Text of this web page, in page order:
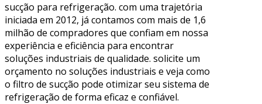
sucção para refrigeração. com uma trajetória
iniciada em 2012, já contamos com mais de 1,6
milhão de compradores que confiam em nossa
experiência e eficiência para encontrar
soluções industriais de qualidade. solicite um
orçamento no soluções industriais e veja como
o filtro de sucção pode otimizar seu sistema de
refrigeração de forma eficaz e confiável.